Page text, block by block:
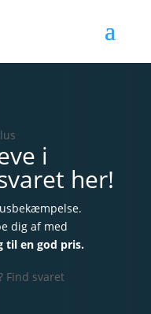
i
her!
dig af med
en god pris.